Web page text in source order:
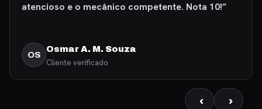
primeiríssima qualidade. Recomendo com
FM
Fábio Martins
Cliente verificado
‹ ›